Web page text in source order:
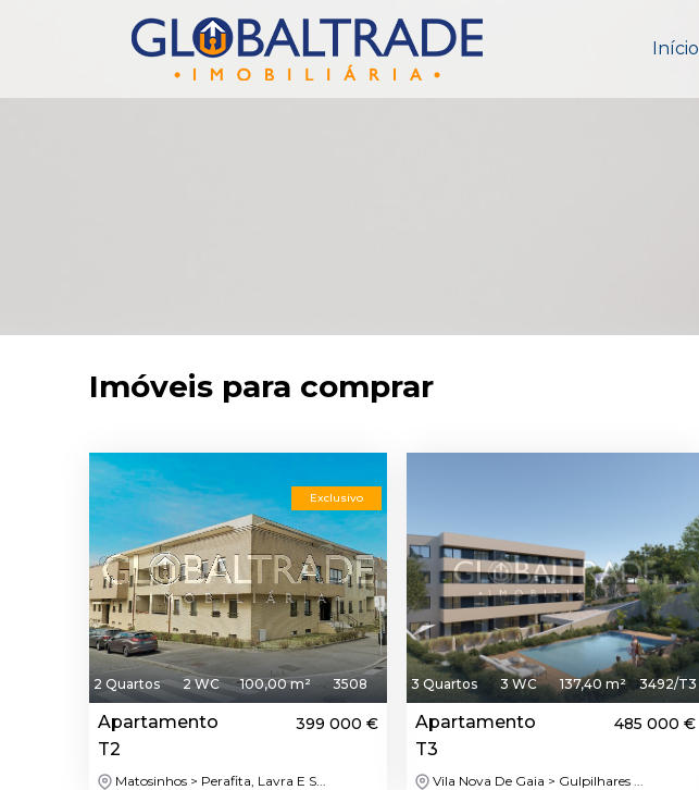
Início
Imóveis para comprar
Exclusivo
2 Quartos 2 WC 100,00 m² 3508
Apartamento
T2
399 000 €
Matosinhos > Perafita, Lavra E S...
3 Quartos 3 WC 137,40 m² 3492/T3
Apartamento
T3
485 000 €
Vila Nova De Gaia > Gulpilhares ...